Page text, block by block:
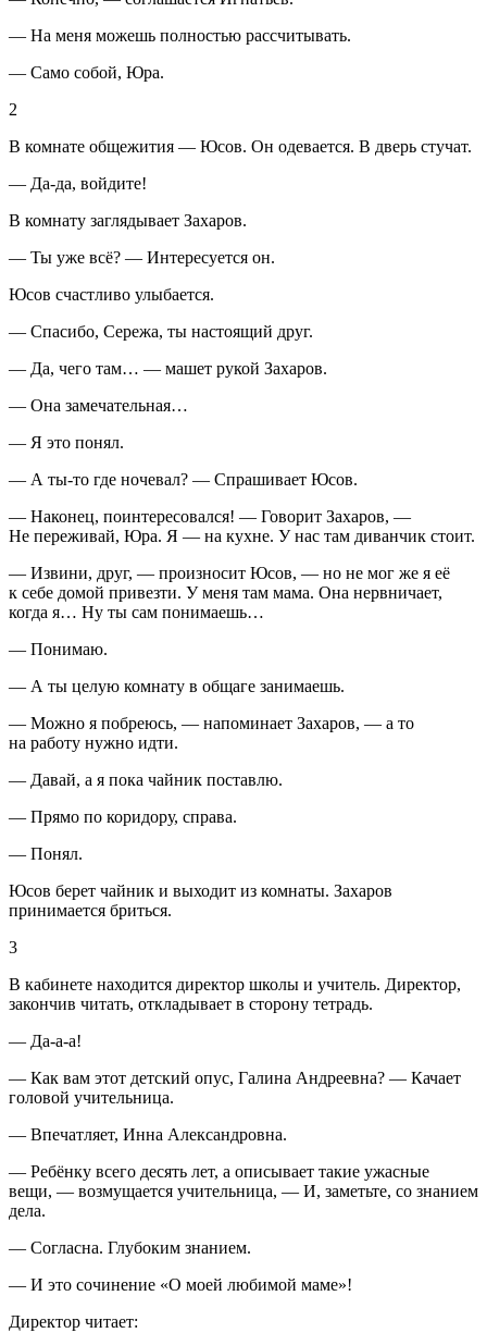
— На меня можешь полностью рассчитывать.
— Само собой, Юра.
2
В комнате общежития — Юсов. Он одевается. В дверь стучат.
— Да-да, войдите!
В комнату заглядывает Захаров.
— Ты уже всё? — Интересуется он.
Юсов счастливо улыбается.
— Спасибо, Сережа, ты настоящий друг.
— Да, чего там… — машет рукой Захаров.
— Она замечательная…
— Я это понял.
— А ты-то где ночевал? — Спрашивает Юсов.
— Наконец, поинтересовался! — Говорит Захаров, —
Не переживай, Юра. Я — на кухне. У нас там диванчик стоит.
— Извини, друг, — произносит Юсов, — но не мог же я её
к себе домой привезти. У меня там мама. Она нервничает,
когда я… Ну ты сам понимаешь…
— Понимаю.
— А ты целую комнату в общаге занимаешь.
— Можно я побреюсь, — напоминает Захаров, — а то
на работу нужно идти.
— Давай, а я пока чайник поставлю.
— Прямо по коридору, справа.
— Понял.
Юсов берет чайник и выходит из комнаты. Захаров
принимается бриться.
3
В кабинете находится директор школы и учитель. Директор,
закончив читать, откладывает в сторону тетрадь.
— Да-а-а!
— Как вам этот детский опус, Галина Андреевна? — Качает
головой учительница.
— Впечатляет, Инна Александровна.
— Ребёнку всего десять лет, а описывает такие ужасные
вещи, — возмущается учительница, — И, заметьте, со знанием
дела.
— Согласна. Глубоким знанием.
— И это сочинение «О моей любимой маме»!
Директор читает: